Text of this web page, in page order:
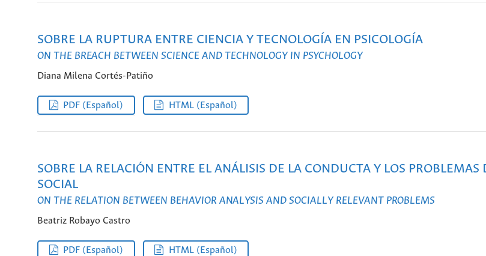
SOBRE LA RUPTURA ENTRE CIENCIA Y TECNOLOGÍA EN PSICOLOGÍA
ON THE BREACH BETWEEN SCIENCE AND TECHNOLOGY IN PSYCHOLOGY
Diana Milena Cortés-Patiño
PDF (Español) HTML (Español)
SOBRE LA RELACIÓN ENTRE EL ANÁLISIS DE LA CONDUCTA Y LOS PROBLEMAS
SOCIAL
ON THE RELATION BETWEEN BEHAVIOR ANALYSIS AND SOCIALLY RELEVANT PROBLEMS
Beatriz Robayo Castro
PDF (Español) HTML (Español)